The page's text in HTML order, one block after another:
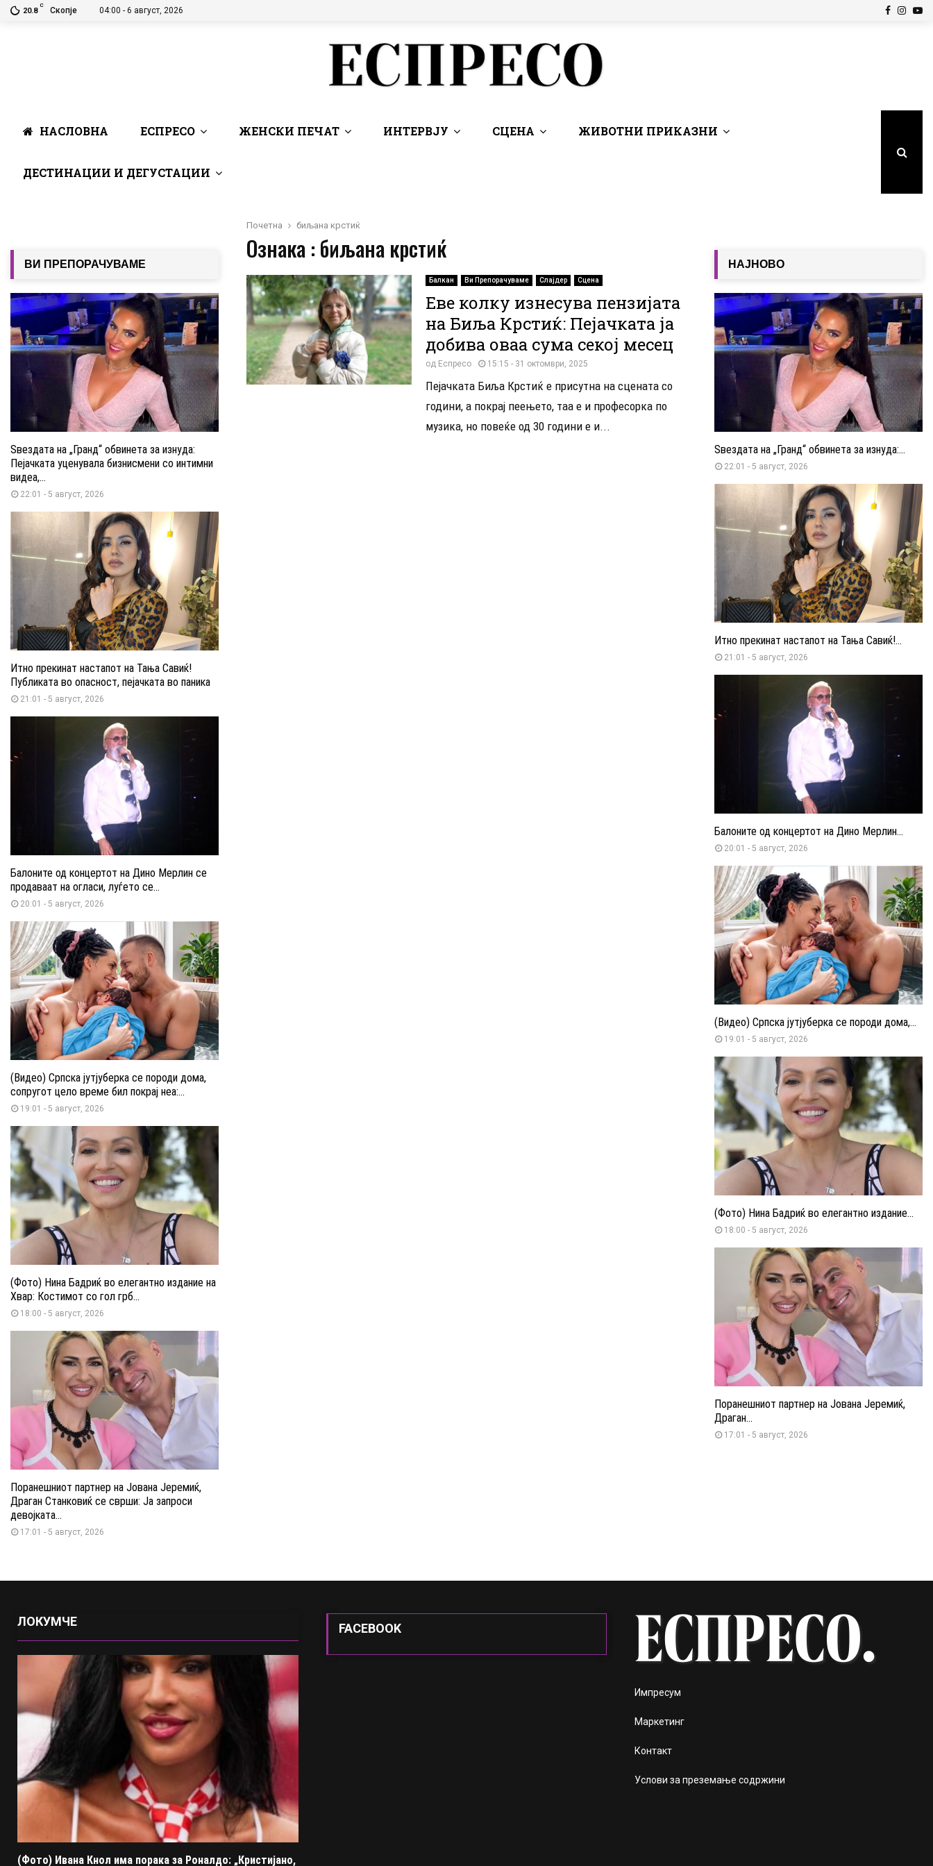
20.8
C
Скопје 04:00 - 6 август, 2026 Facebook
НАСЛОВНА ЕСПРЕСО ЖЕНСКИ ПЕЧАТ ИНТЕРВЈУ СЦЕНА ЖИВОТНИ ПРИКАЗНИ
ДЕСТИНАЦИИ И ДЕГУСТАЦИИ
Почетна биљана крстиќ
Ознака : биљана крстиќ
Балкан Ви Препорачуваме Слајдер Сцена
Еве колку изнесува пензијата
на Биљa Крстиќ: Пејачката ја
добива оваа сума секој месец
од Еспресо 15:15 - 31 октомври, 2025
Пејачката Биља Крстиќ е присутна на сцената со
години, а покрај пеењето, таа е и професорка по
музика, но повеќе од 30 години е и...
ВИ ПРЕПОРАЧУВАМЕ
Ѕвездата на „Гранд“ обвинета за изнуда:
Пејачката уценувала бизнисмени со интимни
видеа,...
22:01 - 5 август, 2026
Итно прекинат настапот на Тања Савиќ!
Публиката во опасност, пејачката во паника
21:01 - 5 август, 2026
Балоните од концертот на Дино Мерлин се
продаваат на огласи, луѓето се...
20:01 - 5 август, 2026
(Видео) Српска јутјуберка се породи дома,
сопругот цело време бил покрај неа:...
19:01 - 5 август, 2026
(Фото) Нина Бадриќ во елегантно издание на
Хвар: Костимот со гол грб...
18:00 - 5 август, 2026
Поранешниот партнер на Јована Јеремиќ,
Драган Станковиќ се сврши: Ја запроси
девојката...
17:01 - 5 август, 2026
НАЈНОВО
Ѕвездата на „Гранд“ обвинета за изнуда:...
22:01 - 5 август, 2026
Итно прекинат настапот на Тања Савиќ!...
21:01 - 5 август, 2026
Балоните од концертот на Дино Мерлин...
20:01 - 5 август, 2026
(Видео) Српска јутјуберка се породи дома,...
19:01 - 5 август, 2026
(Фото) Нина Бадриќ во елегантно издание...
18:00 - 5 август, 2026
Поранешниот партнер на Јована Јеремиќ,
Драган...
17:01 - 5 август, 2026
ЛОКУМЧЕ
(Фото) Ивана Кнол има порака за Роналдо: „Кристијано,
FACEBOOK
Импресум
Маркетинг
Контакт
Услови за преземање содржини